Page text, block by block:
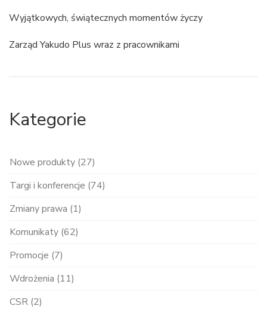
Wyjątkowych, świątecznych momentów życzy
Zarząd Yakudo Plus wraz z pracownikami
Kategorie
Nowe produkty (27)
Targi i konferencje (74)
Zmiany prawa (1)
Komunikaty (62)
Promocje (7)
Wdrożenia (11)
CSR (2)